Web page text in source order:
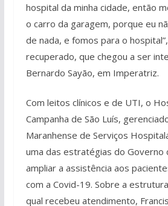
hospital da minha cidade, então
o carro da garagem, porque eu
de nada, e fomos para o
recuperado, que chegou a ser
Bernardo Sayão, em Imperatriz.
Com leitos clínicos e de UTI, o
Campanha de São Luís,
Maranhense de Serviços
uma das estratégias do Governo
ampliar a assistência aos
com a Covid-19. Sobre a
qual recebeu atendimento,